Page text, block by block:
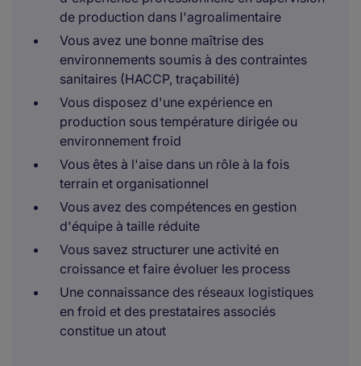
de production dans l'agroalimentaire
Vous avez une bonne maîtrise des
environnements soumis à des contraintes
sanitaires (HACCP, traçabilité)
Vous disposez d'une expérience en
production sous température dirigée ou
environnement froid
Vous êtes à l'aise dans un rôle à la fois
terrain et organisationnel
Vous avez des compétences en gestion
d'équipe à taille réduite
Vous savez structurer une activité en
croissance et faire évoluer les process
Une connaissance des réseaux logistiques
en froid et des prestataires associés
constitue un atout